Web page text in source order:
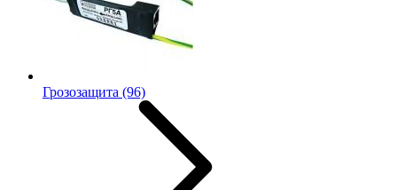
Грозозащита (96)